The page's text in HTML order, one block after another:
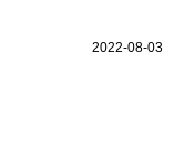
2022-08-03